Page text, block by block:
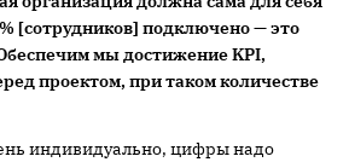
[сотрудников] подключено —это
мы достижение KPI,
проектом, при таком количестве
индивидуально, цифры надо